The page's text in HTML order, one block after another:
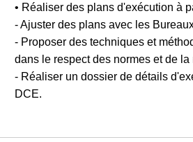
• Réaliser des plans d'exécution à
- Ajuster des plans avec les
- Proposer des techniques et
dans le respect des normes et de la
- Réaliser un dossier de détails
DCE.